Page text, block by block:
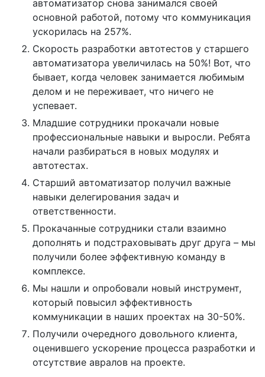
автоматизатор снова занимался своей
основной работой, потому что коммуникация
ускорилась на 257%.
Скорость разработки автотестов у старшего
автоматизатора увеличилась на 50%! Вот, что
бывает, когда человек занимается любимым
делом и не переживает, что ничего не
успевает.
Младшие сотрудники прокачали новые
профессиональные навыки и выросли. Ребята
начали разбираться в новых модулях и
автотестах.
Старший автоматизатор получил важные
навыки делегирования задач и
ответственности.
Прокачанные сотрудники стали взаимно
дополнять и подстраховывать друг друга – мы
получили более эффективную команду в
комплексе.
Мы нашли и опробовали новый инструмент,
который повысил эффективность
коммуникации в наших проектах на 30-50%.
Получили очередного довольного клиента,
оценившего ускорение процесса разработки и
отсутствие авралов на проекте.